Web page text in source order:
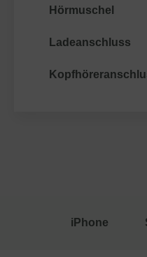
Hörmuschel
Ladeanschluss
iPhone